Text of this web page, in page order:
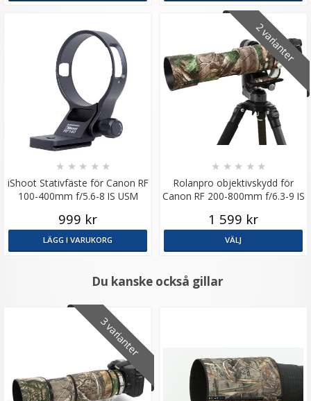
iShoot Stativfäste för Canon RF
100-400mm f/5.6-8 IS USM
★ ★ ★ ★ ★
999 kr
LÄGG I VARUKORG
2 varianter
Rolanpro objektivskydd för
Canon RF 200-800mm f/6.3-9 IS
★ ★ ★ ★ ★
1 599 kr
VÄLJ
Du kanske också gillar
3 varianter